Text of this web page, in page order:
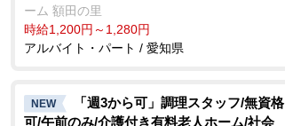
ーム 額田の里
時給1,200円～1,280円
アルバイト・パート / 愛知県
NEW
「週3から可」調理スタッフ/無資格
可/午前のみ/介護付き有料老人ホーム/社会